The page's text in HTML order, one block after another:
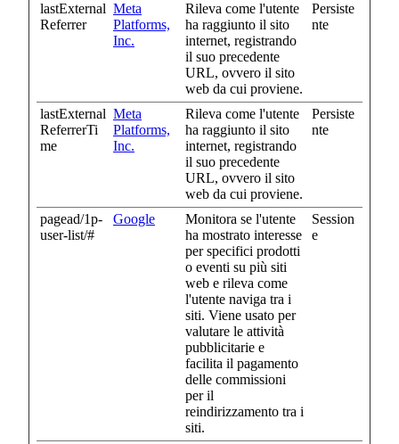
lastExternal
Referrer
Meta
Platforms,
Inc.
Rileva come l'utente
ha raggiunto il sito
internet, registrando
il suo precedente
URL, ovvero il sito
web da cui proviene.
Persiste
nte
lastExternal
ReferrerTi
me
Meta
Platforms,
Inc.
Rileva come l'utente
ha raggiunto il sito
internet, registrando
il suo precedente
URL, ovvero il sito
web da cui proviene.
Persiste
nte
pagead/1p-
user-list/#
Google
Monitora se l'utente
ha mostrato interesse
per specifici prodotti
o eventi su più siti
web e rileva come
l'utente naviga tra i
siti. Viene usato per
valutare le attività
pubblicitarie e
facilita il pagamento
delle commissioni
per il
reindirizzamento tra i
siti.
Session
e